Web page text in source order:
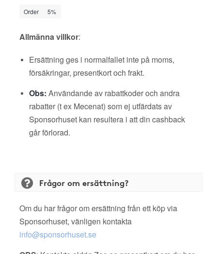
Order 5%
Allmänna villkor:
Ersättning ges i normalfallet inte på moms,
försäkringar, presentkort och frakt.
Obs: Användande av rabattkoder och andra
rabatter (t ex Mecenat) som ej utfärdats av
Sponsorhuset kan resultera i att din cashback
går förlorad.
Frågor om ersättning?
Om du har frågor om ersättning från ett köp via
Sponsorhuset, vänligen kontakta
info@sponsorhuset.se